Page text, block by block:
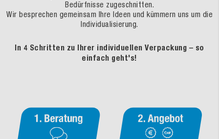
Bedürfnisse zugeschnitten.
Wir besprechen gemeinsam Ihre Ideen und kümmern uns um die
Individualisierung.
In 4 Schritten zu Ihrer individuellen Verpackung – so
einfach geht's!